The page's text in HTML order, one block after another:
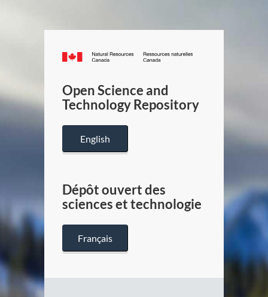
Canada.ca
/
Canada
Open Science and
Technology Repository
English
Dépôt ouvert des
sciences et technologie
Français